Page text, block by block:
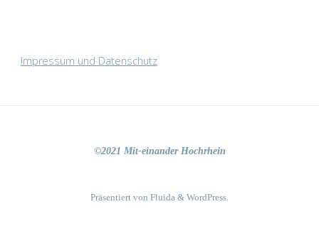
Impressum und Datenschutz
©2021 Mit-einander Hochrhein
Präsentiert von Fluida & WordPress.